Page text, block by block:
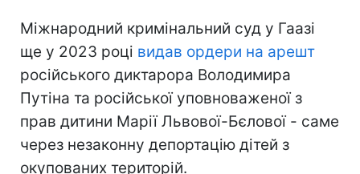
Міжнародний кримінальний суд у Гаазі
ще у 2023 році видав ордери на арешт
російського диктарора Володимира
Путіна та російської уповноваженої з
прав дитини Марії Львової-Бєлової - саме
через незаконну депортацію дітей з
окупованих територій.